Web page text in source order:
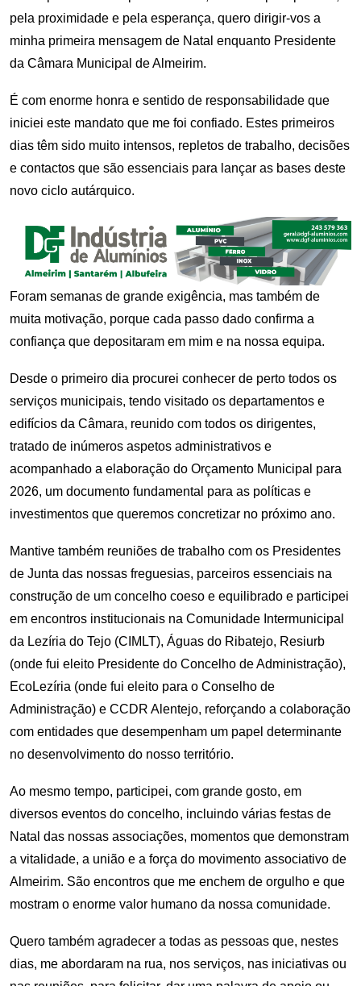
pela proximidade e pela esperança, quero dirigir-vos a
minha primeira mensagem de Natal enquanto Presidente
da Câmara Municipal de Almeirim.
É com enorme honra e sentido de responsabilidade que
iniciei este mandato que me foi confiado. Estes primeiros
dias têm sido muito intensos, repletos de trabalho, decisões
e contactos que são essenciais para lançar as bases deste
novo ciclo autárquico.
Foram semanas de grande exigência, mas também de
muita motivação, porque cada passo dado confirma a
confiança que depositaram em mim e na nossa equipa.
Desde o primeiro dia procurei conhecer de perto todos os
serviços municipais, tendo visitado os departamentos e
edifícios da Câmara, reunido com todos os dirigentes,
tratado de inúmeros aspetos administrativos e
acompanhado a elaboração do Orçamento Municipal para
2026, um documento fundamental para as políticas e
investimentos que queremos concretizar no próximo ano.
Mantive também reuniões de trabalho com os Presidentes
de Junta das nossas freguesias, parceiros essenciais na
construção de um concelho coeso e equilibrado e participei
em encontros institucionais na Comunidade Intermunicipal
da Lezíria do Tejo (CIMLT), Águas do Ribatejo, Resiurb
(onde fui eleito Presidente do Concelho de Administração),
EcoLezíria (onde fui eleito para o Conselho de
Administração) e CCDR Alentejo, reforçando a colaboração
com entidades que desempenham um papel determinante
no desenvolvimento do nosso território.
Ao mesmo tempo, participei, com grande gosto, em
diversos eventos do concelho, incluindo várias festas de
Natal das nossas associações, momentos que demonstram
a vitalidade, a união e a força do movimento associativo de
Almeirim. São encontros que me enchem de orgulho e que
mostram o enorme valor humano da nossa comunidade.
Quero também agradecer a todas as pessoas que, nestes
dias, me abordaram na rua, nos serviços, nas iniciativas ou